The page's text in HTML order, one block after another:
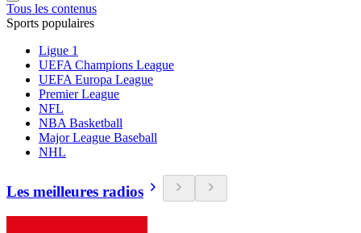
Tous les contenus
Sports populaires
Ligue 1
UEFA Champions League
UEFA Europa League
Premier League
NFL
NBA Basketball
Major League Baseball
NHL
Les meilleures radios